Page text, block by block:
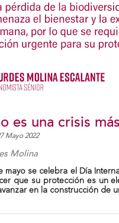
es una crisis más
Mayo 2022
Molina
mayo se celebra el Día
que su protección es un
en la construcción de